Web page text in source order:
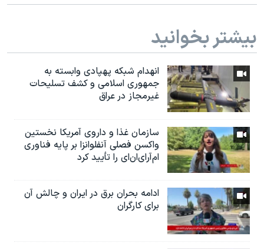
بیشتر بخوانید
انهدام شبکه پهپادی وابسته به
جمهوری اسلامی و کشف تسلیحات
غیرمجاز در عراق
سازمان غذا و داروی آمریکا نخستین
واکسن فصلی آنفلوانزا بر پایه فناوری
ام‌آر‌ای‌ان‌ای را تأیید کرد
ادامه بحران برق در ایران و چالش آن
برای کارگران